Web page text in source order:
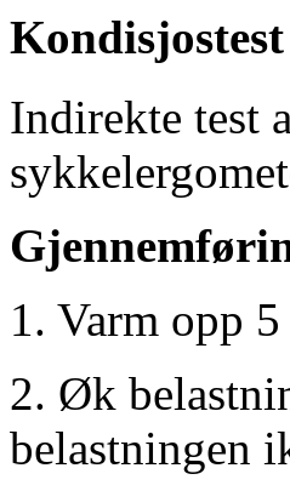
Indirekte test
1. Varm opp
2. Øk
belastningen